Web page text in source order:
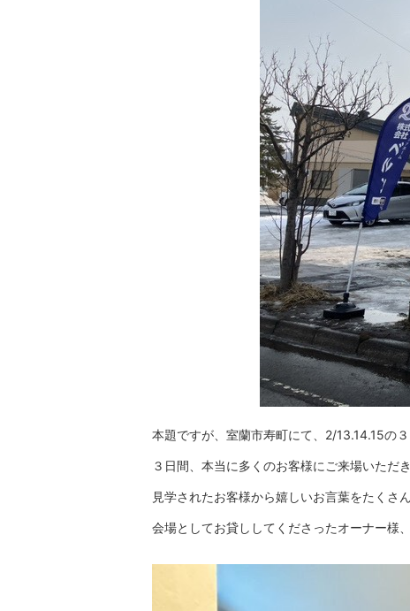
本題ですが、室蘭市寿町にて、2/13.14.15の
３日間、本当に多くのお客様にご来場いただ
見学されたお客様から嬉しいお言葉をたくさ
会場としてお貸ししてくださったオーナー様